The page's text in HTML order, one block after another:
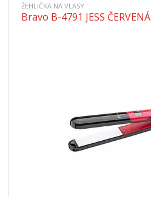
ŽEHLIČKA NA VLASY
Bravo B-4791 JESS ČERVENÁ